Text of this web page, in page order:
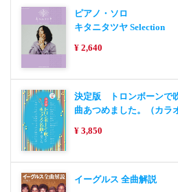
ピアノ・ソロ
キタニタツヤ Selection
¥ 2,640
決定版 トロンボーンで
曲あつめました。（カラ
¥ 3,850
イーグルス 全曲解説